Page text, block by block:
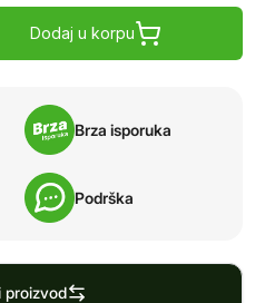
Dodaj u korpu
Brza isporuka
Podrška
proizvod